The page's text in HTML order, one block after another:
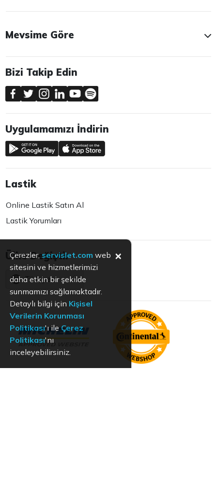
Mevsime Göre
Bizi Takip Edin
Uygulamamızı İndirin
Lastik
Online Lastik Satın Al
Lastik Yorumları
Ülke Değiştir
Türkiye
Çerezler, servislet.com web
sitesini ve hizmetlerimizi
daha etkin bir şekilde
sunmamızı sağlamaktadır.
Detaylı bilgi için Kişisel
Verilerin Korunması
Politikası'ı ileÇerez
Politikası'nı
inceleyebilirsiniz.
×